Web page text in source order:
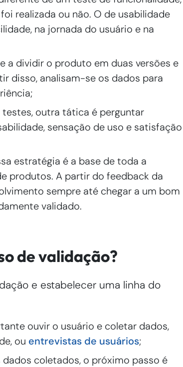
realizada ou não. O de usabilidade
na jornada do usuário e na
a dividir o produto em duas versões e
disso, analisam-se os dados para
testes, outra tática é perguntar
sensação de uso e satisfação
estratégia é a base de toda a
produtos. A partir do feedback da
sempre até chegar a um bom
validado.
de validação?
e estabelecer uma linha do
ouvir o usuário e coletar dados,
ou entrevistas de usuários;
coletados, o próximo passo é